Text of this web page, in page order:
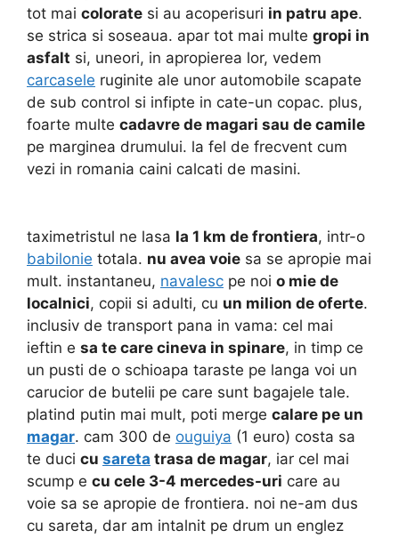
tot mai colorate si au acoperisuri in patru ape.
se strica si soseaua. apar tot mai multe gropi in
asfalt si, uneori, in apropierea lor, vedem
carcasele ruginite ale unor automobile scapate
de sub control si infipte in cate-un copac. plus,
foarte multe cadavre de magari sau de camile
pe marginea drumului. la fel de frecvent cum
vezi in romania caini calcati de masini.
taximetristul ne lasa la 1 km de frontiera, intr-o
babilonie totala. nu avea voie sa se apropie mai
mult. instantaneu, navalesc pe noi o mie de
localnici, copii si adulti, cu un milion de oferte.
inclusiv de transport pana in vama: cel mai
ieftin e sa te care cineva in spinare, in timp ce
un pusti de o schioapa taraste pe langa voi un
carucior de butelii pe care sunt bagajele tale.
platind putin mai mult, poti merge calare pe un
magar. cam 300 de ouguiya (1 euro) costa sa
te duci cu sareta trasa de magar, iar cel mai
scump e cu cele 3-4 mercedes-uri care au
voie sa se apropie de frontiera. noi ne-am dus
cu sareta, dar am intalnit pe drum un englez